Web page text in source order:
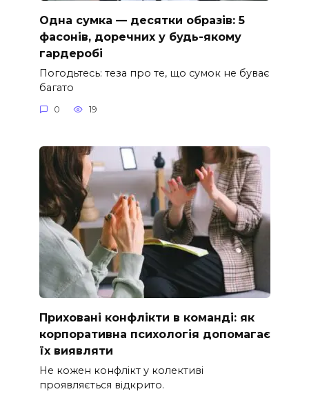
Одна сумка — десятки образів: 5
фасонів, доречних у будь-якому
гардеробі
Погодьтесь: теза про те, що сумок не буває
багато
0 19
Приховані конфлікти в команді: як
корпоративна психологія допомагає
їх виявляти
Не кожен конфлікт у колективі
проявляється відкрито.